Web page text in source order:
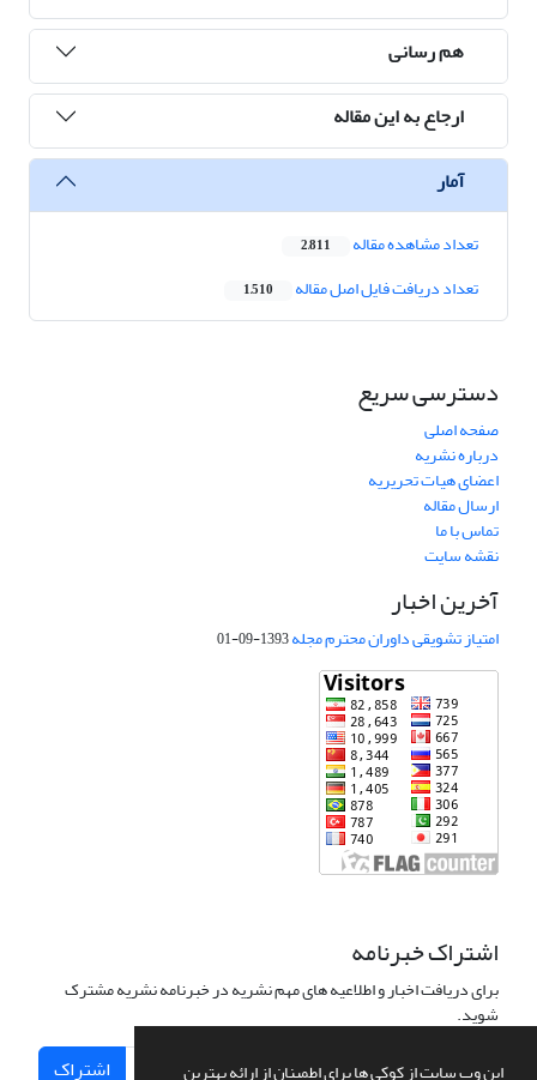
این وب سایت از کوکی ها برای اطمینان از ارائه بهترین
هم رسانی
ارجاع به این مقاله
آمار
تعداد مشاهده مقاله 2,811
تعداد دریافت فایل اصل مقاله 1,510
دسترسی سریع
صفحه اصلی
درباره نشریه
اعضای هیات تحریریه
ارسال مقاله
تماس با ما
نقشه سایت
آخرین اخبار
امتیاز تشویقی داوران محترم مجله1393-09-01
اشتراک خبرنامه
برای دریافت اخبار و اطلاعیه های مهم نشریه در خبرنامه نشریه مشترک
شوید.
اشتراک